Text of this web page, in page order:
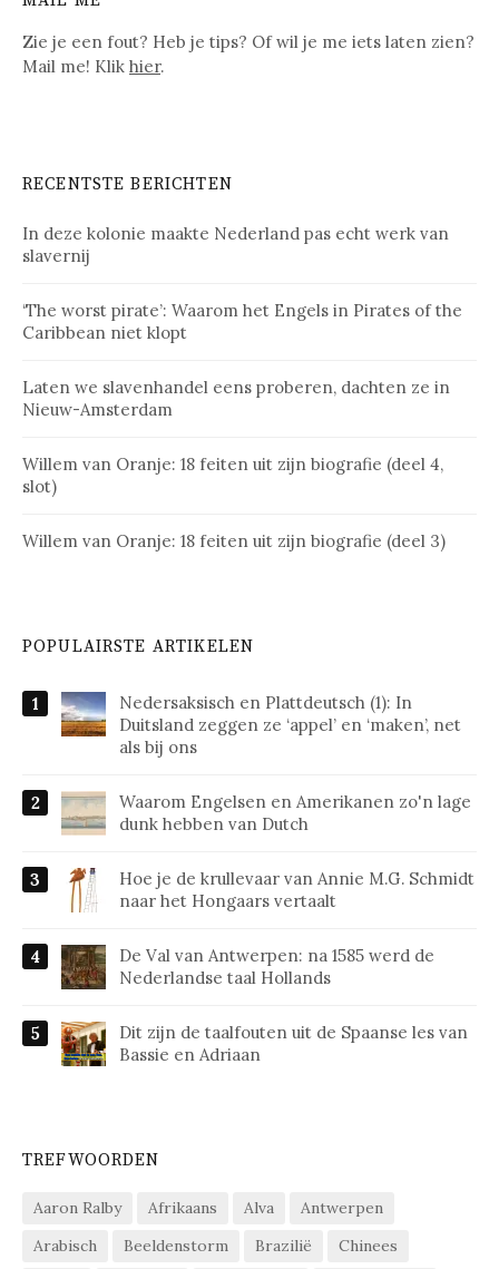
Zie je een fout? Heb je tips? Of wil je me iets laten zien?
Mail me! Klik hier.
RECENTSTE BERICHTEN
In deze kolonie maakte Nederland pas echt werk van
slavernij
‘The worst pirate’: Waarom het Engels in Pirates of the
Caribbean niet klopt
Laten we slavenhandel eens proberen, dachten ze in
Nieuw-Amsterdam
Willem van Oranje: 18 feiten uit zijn biografie (deel 4,
slot)
Willem van Oranje: 18 feiten uit zijn biografie (deel 3)
POPULAIRSTE ARTIKELEN
Nedersaksisch en Plattdeutsch (1): In
Duitsland zeggen ze ‘appel’ en ‘maken’, net
als bij ons
Waarom Engelsen en Amerikanen zo'n lage
dunk hebben van Dutch
Hoe je de krullevaar van Annie M.G. Schmidt
naar het Hongaars vertaalt
De Val van Antwerpen: na 1585 werd de
Nederlandse taal Hollands
Dit zijn de taalfouten uit de Spaanse les van
Bassie en Adriaan
TREFWOORDEN
Aaron Ralby Afrikaans Alva
Antwerpen
Arabisch
Beeldenstorm Brazilië Chinees